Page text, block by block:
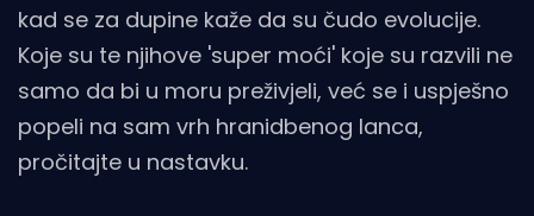
kad se za dupine kaže da su čudo evolucije.
Koje su te njihove 'super moći' koje su razvili ne
samo da bi u moru preživjeli, već se i uspješno
popeli na sam vrh hranidbenog lanca,
pročitajte u nastavku.